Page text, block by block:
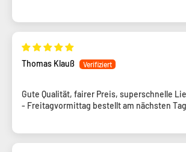
Thomas Klauß
Gute Qualität, fairer Preis, superschnelle
- Freitagvormittag bestellt am nächsten